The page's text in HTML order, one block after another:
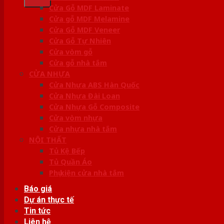
Cửa Gỗ MDF Laminate
Cửa gỗ MDF Melamine
Cửa Gỗ MDF Veneer
Cửa Gỗ Tự Nhiên
Cửa vòm gỗ
Cửa gỗ nhà tắm
CỬA NHỰA
Cửa Nhựa ABS Hàn Quốc
Cửa Nhựa Đài Loan
Cửa Nhựa Gỗ Composite
Cửa vòm nhựa
Cửa nhựa nhà tắm
NỘI THẤT
Tủ Kệ Bếp
Tủ Quần Áo
Phụ kiện cửa nhà tắm
Báo giá
Dự án thực tế
Tin tức
Liên hệ